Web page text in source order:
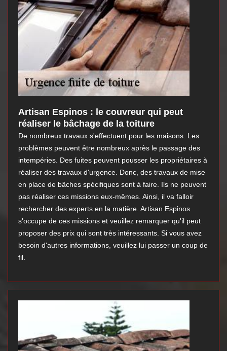
Artisan Espinos : le couvreur qui peut
réaliser le bâchage de la toiture
De nombreux travaux s'effectuent pour les maisons. Les
problèmes peuvent être nombreux après le passage des
intempéries. Des fuites peuvent pousser les propriétaires à
réaliser des travaux d'urgence. Donc, des travaux de mise
en place de bâches spécifiques sont à faire. Ils ne peuvent
pas réaliser ces missions eux-mêmes. Ainsi, il va falloir
rechercher des experts en la matière. Artisan Espinos
s'occupe de ces missions et veuillez remarquer qu'il peut
proposer des prix qui sont très intéressants. Si vous avez
besoin d'autres informations, veuillez lui passer un coup de
fil.